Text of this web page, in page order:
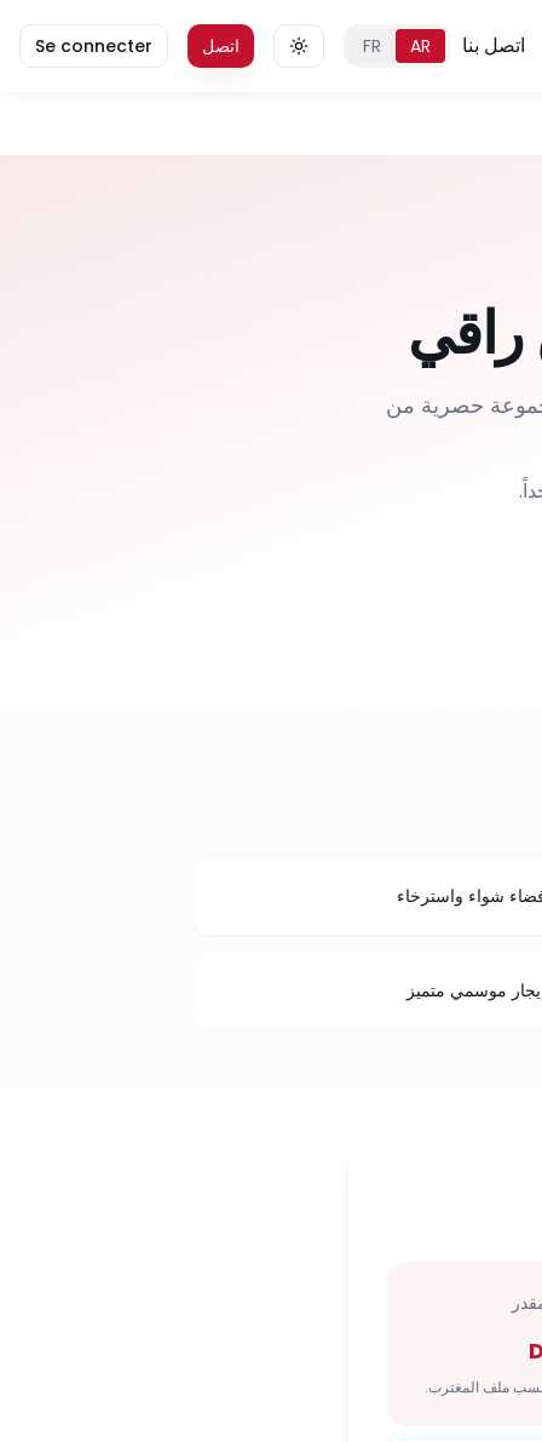
اتصل بنا AR
FR اتصل Se connecter
راقي
حصرية من
شواء واسترخاء
موسمي متميز